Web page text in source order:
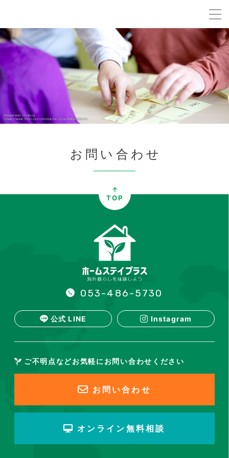
お問い合わせ
TOP
053-486-5730
公式 LINE Instagram
ご不明点などお気軽にお問い合わせください
お問い合わせ
オンライン無料相談